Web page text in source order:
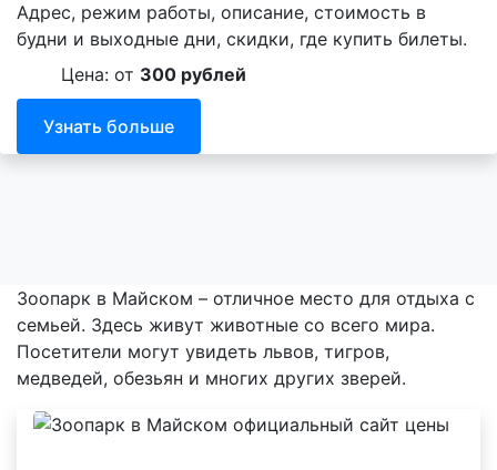
Адрес, режим работы, описание, стоимость в
будни и выходные дни, скидки, где купить билеты.
Цена: от 300 рублей
Узнать больше
Зоопарк в Майском – отличное место для отдыха с
семьей. Здесь живут животные со всего мира.
Посетители могут увидеть львов, тигров,
медведей, обезьян и многих других зверей.